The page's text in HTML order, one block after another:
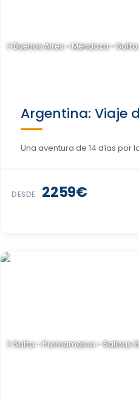
Buenos Aires - Mendoza -
Argentina: Viaje
Una aventura de 14 días por
DESDE 2259€
Salta - Purmamarca - Salinas